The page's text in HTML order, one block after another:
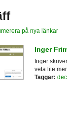
på nya länkar
Inger
Inger
veta lite
Taggar: